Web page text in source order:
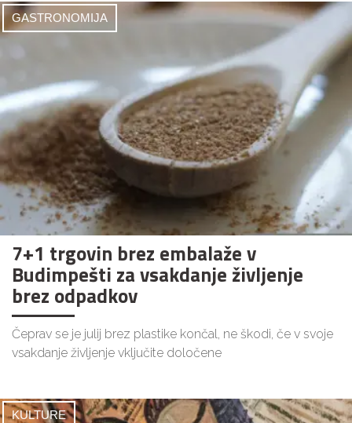
GASTRONOMIJA
7+1 trgovin brez embalaže v
Budimpešti za vsakdanje življenje
brez odpadkov
Čeprav se je julij brez plastike končal, ne škodi, če v svoje
vsakdanje življenje vključite določene
KULTURE